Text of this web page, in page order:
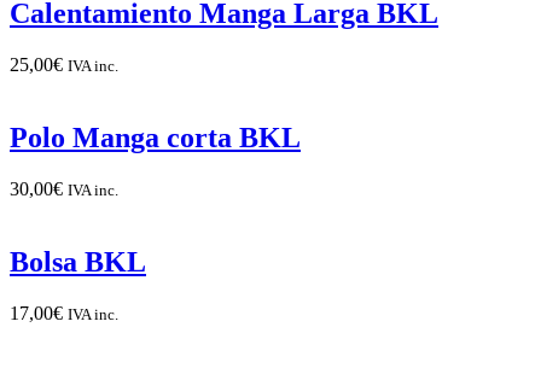
Calentamiento Manga Larga BKL
25,00€ IVA inc.
Polo Manga corta BKL
30,00€ IVA inc.
Bolsa BKL
17,00€ IVA inc.